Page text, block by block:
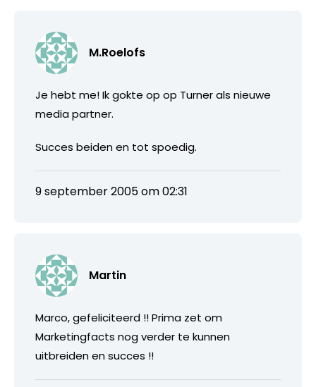
M.Roelofs
Je hebt me! Ik gokte op op Turner als nieuwe
media partner.
Succes beiden en tot spoedig.
9 september 2005 om 02:31
Martin
Marco, gefeliciteerd !! Prima zet om
Marketingfacts nog verder te kunnen
uitbreiden en succes !!